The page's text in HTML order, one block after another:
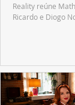
Reality reúne
Ricardo e Diogo